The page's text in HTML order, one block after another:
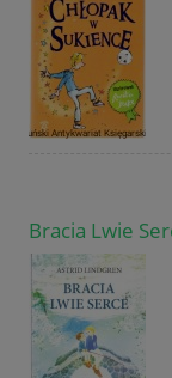
Bracia Lwie